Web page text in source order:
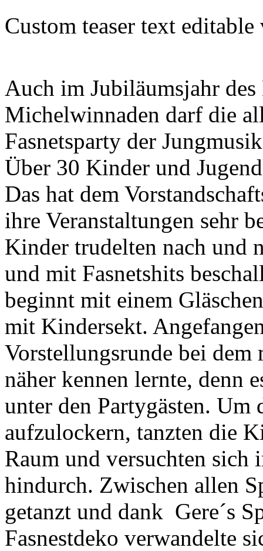
Custom teaser text
Auch im Jubiläumsjahr
Michelwinnaden darf die
Fasnetsparty der
Über 30 Kinder und
Das hat dem
ihre Veranstaltungen sehr
Kinder trudelten nach und
und mit Fasnetshits
beginnt mit einem
mit Kindersekt.
Vorstellungsrunde bei dem
näher kennen lernte, denn
unter den Partygästen.
aufzulockern, tanzten die
Raum und versuchten sich
hindurch. Zwischen allen
getanzt und dank Gere´s
Fasnestdeko verwandelte